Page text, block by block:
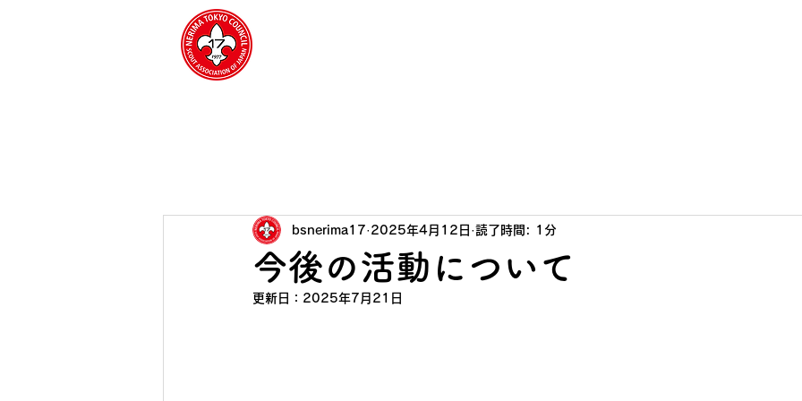
今後の活動について
bsnerima17 2025年4月12日 読了時間: 1分
更新日： 2025年7月21日